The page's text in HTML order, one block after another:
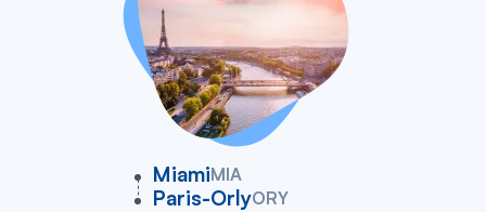
MiamiMIA
vers
Paris-OrlyORY